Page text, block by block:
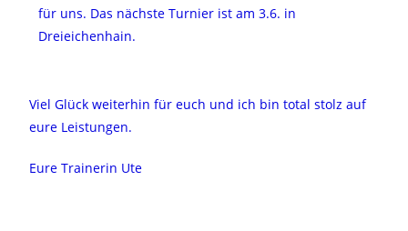
für uns. Das nächste Turnier ist am 3.6. in
Dreieichenhain.
Viel Glück weiterhin für euch und ich bin total stolz auf
eure Leistungen.
Eure Trainerin Ute